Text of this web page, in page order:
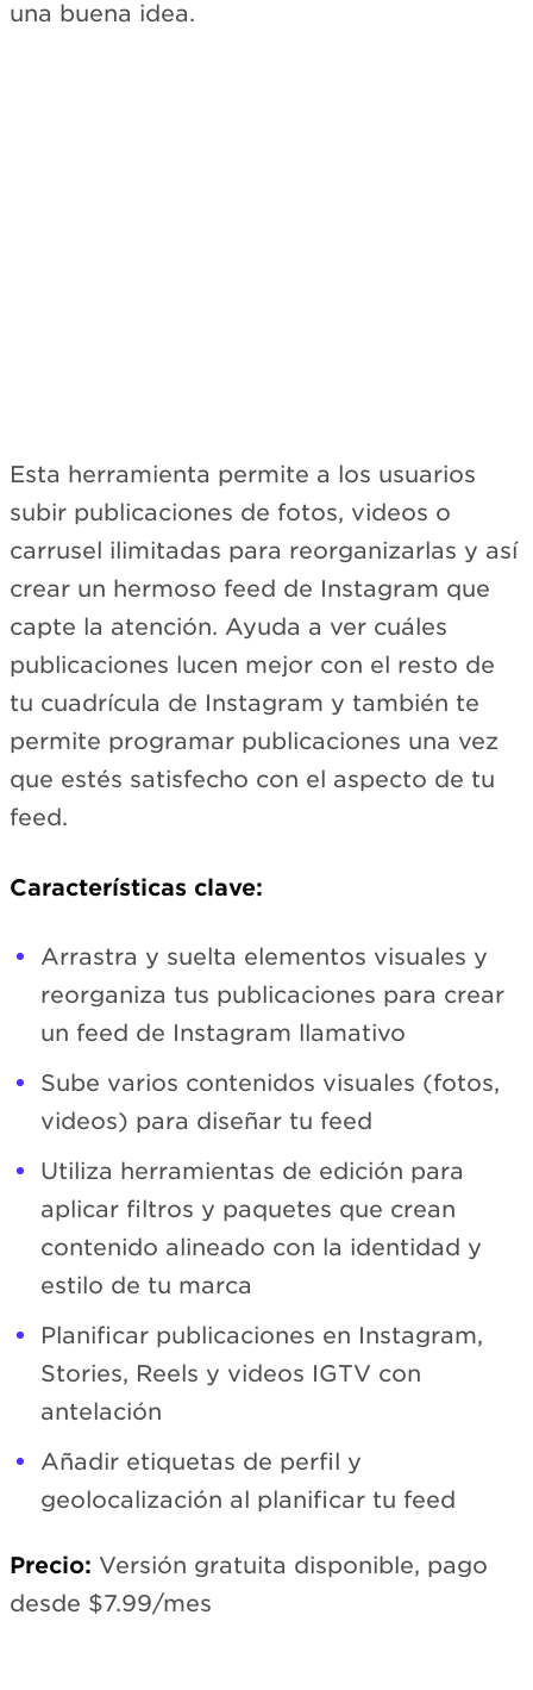
una buena idea.
Esta herramienta permite a los usuarios
subir publicaciones de fotos, videos o
carrusel ilimitadas para reorganizarlas y así
crear un hermoso feed de Instagram que
capte la atención. Ayuda a ver cuáles
publicaciones lucen mejor con el resto de
tu cuadrícula de Instagram y también te
permite programar publicaciones una vez
que estés satisfecho con el aspecto de tu
feed.
Características clave:
Arrastra y suelta elementos visuales y
reorganiza tus publicaciones para crear
un feed de Instagram llamativo
Sube varios contenidos visuales (fotos,
videos) para diseñar tu feed
Utiliza herramientas de edición para
aplicar filtros y paquetes que crean
contenido alineado con la identidad y
estilo de tu marca
Planificar publicaciones en Instagram,
Stories, Reels y videos IGTV con
antelación
Añadir etiquetas de perfil y
geolocalización al planificar tu feed
Precio: Versión gratuita disponible, pago
desde $7.99/mes